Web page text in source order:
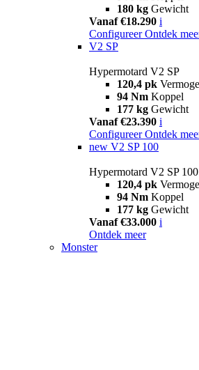
180 kg Gewicht
Vanaf €18.290 i
Configureer Ontdek
V2 SP
Hypermotard V2 SP
120,4 pk
94 Nm Koppel
177 kg Gewicht
Vanaf €23.390 i
Configureer Ontdek
new V2 SP 100
Hypermotard V2 SP 100
120,4 pk
94 Nm Koppel
177 kg Gewicht
Vanaf €33.000 i
Ontdek meer
Monster